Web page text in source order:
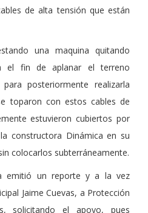
de alta tensión que están
una maquina quitando
el fin de aplanar el terreno
posteriormente realizarla
toparon con estos cables de
estuvieron cubiertos por
constructora Dinámica en su
colocarlos subterráneamente.
emitió un reporte y a la vez
Jaime Cuevas, a Protección
solicitando el apoyo, pues